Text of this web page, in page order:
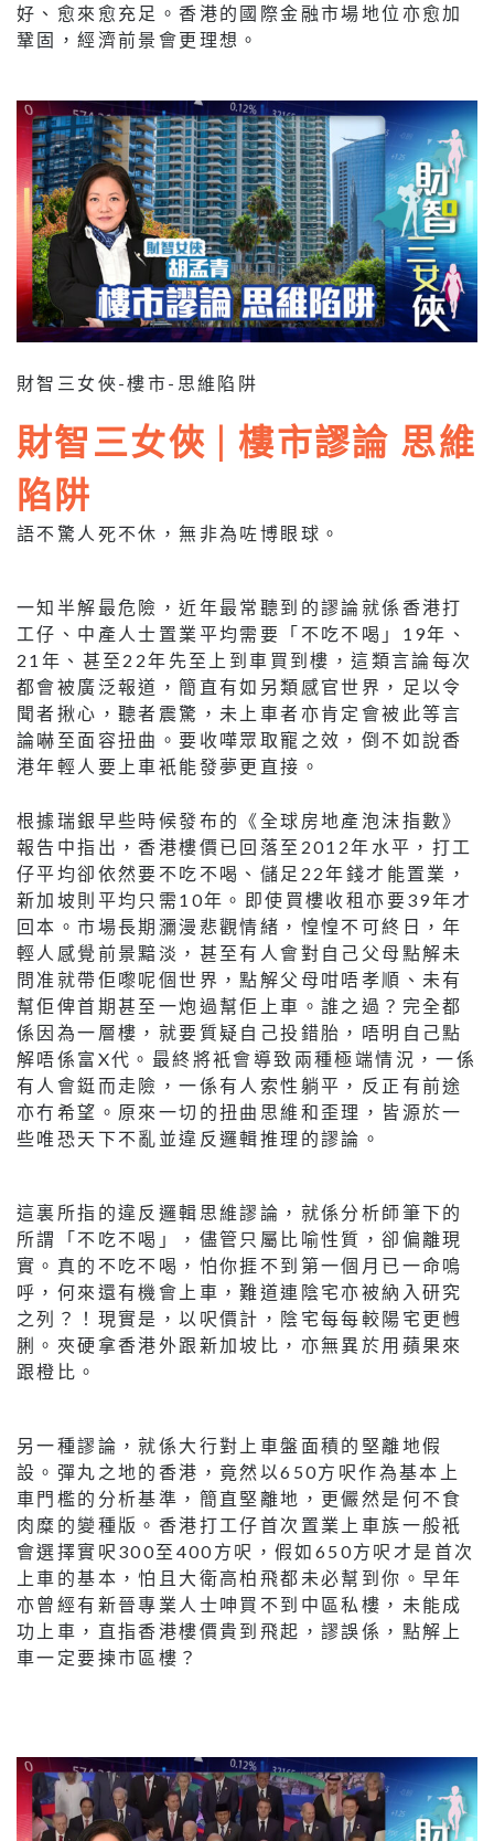
好、愈來愈充足。香港的國際金融市場地位亦愈加
鞏固，經濟前景會更理想。
財智三女俠-樓市-思維陷阱
財智三女俠 | 樓市謬論 思維
陷阱
語不驚人死不休，無非為咗博眼球。
一知半解最危險，近年最常聽到的謬論就係香港打
工仔、中產人士置業平均需要「不吃不喝」19年、
21年、甚至22年先至上到車買到樓，這類言論每次
都會被廣泛報道，簡直有如另類感官世界，足以令
聞者揪心，聽者震驚，未上車者亦肯定會被此等言
論嚇至面容扭曲。要收嘩眾取寵之效，倒不如說香
港年輕人要上車衹能發夢更直接。
根據瑞銀早些時候發布的《全球房地產泡沫指數》
報告中指出，香港樓價已回落至2012年水平，打工
仔平均卻依然要不吃不喝、儲足22年錢才能置業，
新加坡則平均只需10年。即使買樓收租亦要39年才
回本。市場長期瀰漫悲觀情緒，惶惶不可終日，年
輕人感覺前景黯淡，甚至有人會對自己父母點解未
問准就帶佢嚟呢個世界，點解父母咁唔孝順、未有
幫佢俾首期甚至一炮過幫佢上車。誰之過？完全都
係因為一層樓，就要質疑自己投錯胎，唔明自己點
解唔係富X代。最終將衹會導致兩種極端情況，一係
有人會鋌而走險，一係有人索性躺平，反正有前途
亦冇希望。原來一切的扭曲思維和歪理，皆源於一
些唯恐天下不亂並違反邏輯推理的謬論。
這裏所指的違反邏輯思維謬論，就係分析師筆下的
所謂「不吃不喝」，儘管只屬比喻性質，卻偏離現
實。真的不吃不喝，怕你捱不到第一個月已一命嗚
呼，何來還有機會上車，難道連陰宅亦被納入研究
之列？！現實是，以呎價計，陰宅每每較陽宅更乸
脷。夾硬拿香港外跟新加坡比，亦無異於用蘋果來
跟橙比。
另一種謬論，就係大行對上車盤面積的堅離地假
設。彈丸之地的香港，竟然以650方呎作為基本上
車門檻的分析基準，簡直堅離地，更儼然是何不食
肉糜的變種版。香港打工仔首次置業上車族一般衹
會選擇實呎300至400方呎，假如650方呎才是首次
上車的基本，怕且大衛高柏飛都未必幫到你。早年
亦曾經有新晉專業人士呻買不到中區私樓，未能成
功上車，直指香港樓價貴到飛起，謬誤係，點解上
車一定要揀市區樓？